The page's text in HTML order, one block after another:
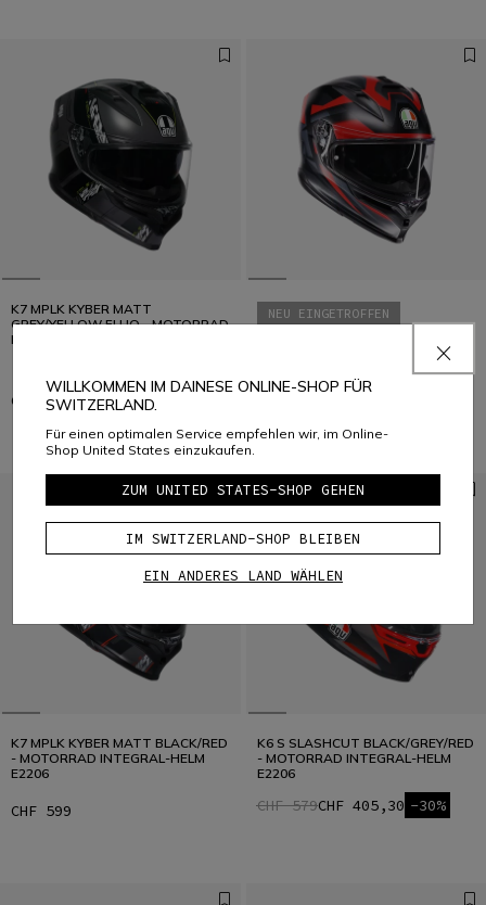
K7 MPLK KYBER MATT
GREY/YELLOW FLUO - MOTORRAD
INTEGRAL-HELM E2206
CHF 599
NEU EINGETROFFEN
K7 MPLK KYBER MATT BLACK/RED
- MOTORRAD INTEGRAL-HELM
E2206
CHF 599
K6 S SLASHCUT BLACK/GREY/RED
- MOTORRAD INTEGRAL-HELM
E2206
CHF 579CHF 405,30 -30%
WILLKOMMEN IM DAINESE ONLINE-SHOP FÜR
SWITZERLAND.
Für einen optimalen Service empfehlen wir, im Online-
Shop United States einzukaufen.
ZUM UNITED STATES-SHOP GEHEN
IM SWITZERLAND-SHOP BLEIBEN
EIN ANDERES LAND WÄHLEN